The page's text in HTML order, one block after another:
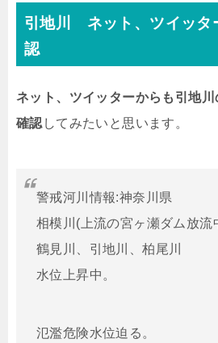
引地川 ネット、ツイッタ
認
ネット、ツイッターからも引地
確認 してみたいと思います。
警戒河川情報:神奈川県
相模川(上流の宮ヶ瀬ダム放流
鶴見川、引地川、柏尾川
水位上昇中。
氾濫危険水位迫る。